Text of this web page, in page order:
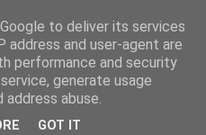
to deliver its services
address and user-agent are
performance and security
generate usage
abuse.
GOT IT